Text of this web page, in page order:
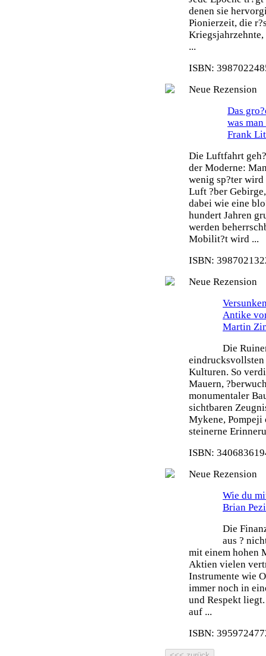
denen sie
Pionierzeit, die
...
ISBN:
Neue Rezension
Das
was
Frank
Die Luftfahrt
der Moderne:
wenig sp?ter wird
Luft ?ber
dabei wie eine
hundert Jahren
werden
Mobilit?t wird ...
ISBN:
Neue Rezension
Antike
Martin
Die
eindrucksvollsten
Kulturen. So
Mauern,
monumentaler
sichtbaren
Mykene, Pompeji
steinerne
ISBN:
Neue Rezension
Wie du
Brian
Die
aus ?
mit einem hohen
Aktien vielen
Instrumente wie
immer noch in
und Respekt
auf ...
ISBN: